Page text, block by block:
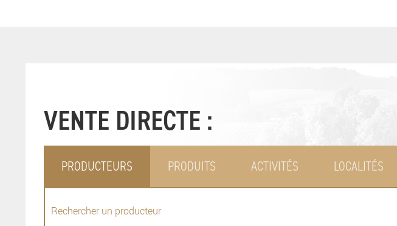
VENTE DIRECTE :
PRODUCTEURS PRODUITS ACTIVITÉS LOCALITÉS